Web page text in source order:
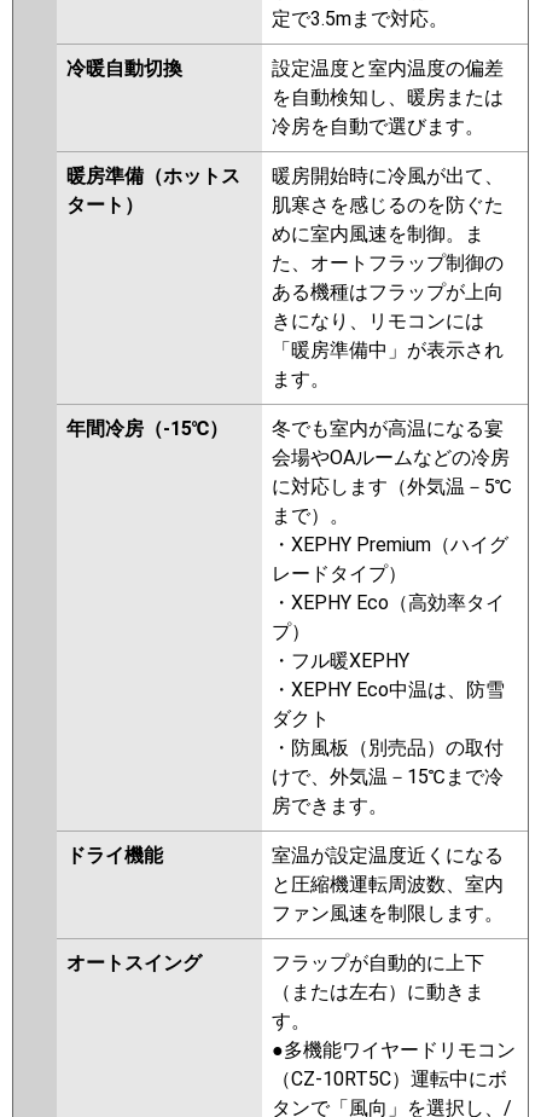
RCIS-AP140GHP7-kobe RCIS-
AP140GHP7 RCIS-GP140RGHP2
FDTSZ1405HP5SA
FDTSZ1405HP5S
パナソニック PA-P140D7GDNB PA-P140D7GDN
PA-P140D7GD PA-P140D6GDNB
PA-P140D6GDB PA-P140D6GD
PA-P140D6GDN
定で3.5mまで対応。
冷暖自動切換
設定温度と室内温度の偏差
を自動検知し、暖房または
冷房を自動で選びます。
暖房準備（ホットス
タート）
暖房開始時に冷風が出て、
肌寒さを感じるのを防ぐた
めに室内風速を制御。ま
た、オートフラップ制御の
ある機種はフラップが上向
きになり、リモコンには
「暖房準備中」が表示され
ます。
年間冷房（-15℃）
冬でも室内が高温になる宴
会場やOAルームなどの冷房
に対応します（外気温－5℃
まで）。
・XEPHY Premium（ハイグ
レードタイプ）
・XEPHY Eco（高効率タイ
プ）
・フル暖XEPHY
・XEPHY Eco中温は、防雪
ダクト
・防風板（別売品）の取付
けで、外気温－15℃まで冷
房できます。
ドライ機能
室温が設定温度近くになる
と圧縮機運転周波数、室内
ファン風速を制限します。
オートスイング
フラップが自動的に上下
（または左右）に動きま
す。
●多機能ワイヤードリモコン
（CZ-10RT5C）運転中にボ
タンで「風向」を選択し、/